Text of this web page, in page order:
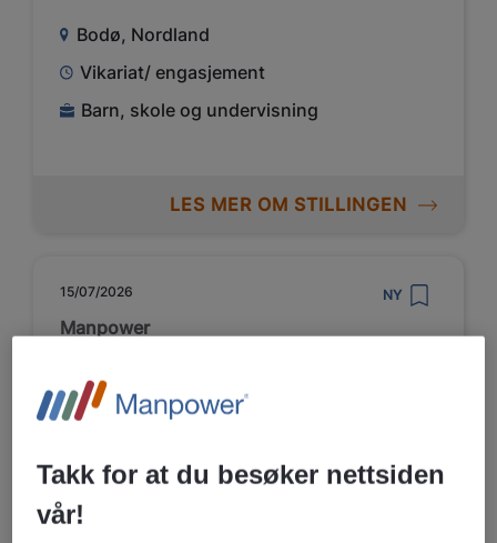
Bodø, Nordland
Vikariat/ engasjement
Barn, skole og undervisning
LES MER OM STILLINGEN
15/07/2026 NY
Manpower
Drammen og omegn
Vikariat/ engasjement
Barn, skole og undervisning
Takk for at du besøker nettsiden
vår!